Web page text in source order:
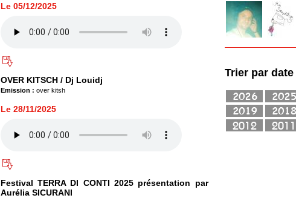
Le 05/12/2025
OVER KITSCH / Dj Louidj
Emission : over kitsh
Le 28/11/2025
Festival TERRA DI CONTI 2025 présentation par
Aurélia SICURANI
Trier par date